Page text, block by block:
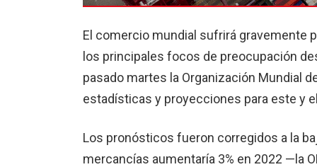
El comercio mundial sufrirá gravemente
los principales focos de preocupación
pasado martes la Organización Mundial
estadísticas y proyecciones para este y
Los pronósticos fueron corregidos a la
mercancías aumentaría 3% en 2022 —la